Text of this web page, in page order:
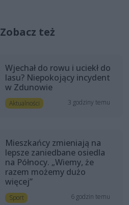
Zobacz też
Wjechał do rowu i uciekł do
lasu? Niepokojący incydent
w Zdunowie
Aktualności 3 godziny temu
Mieszkańcy zmieniają na
lepsze zaniedbane osiedla
na Północy. „Wiemy, że
razem możemy dużo
więcej”
Sport 6 godzin temu